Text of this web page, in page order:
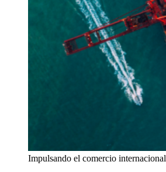
Impulsando el comercio internacional